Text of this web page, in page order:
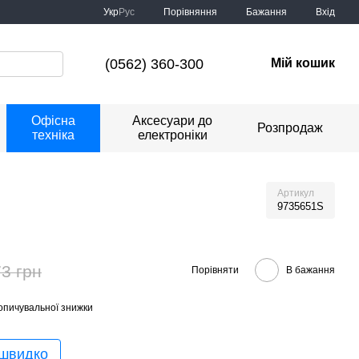
УкрРус Порівняння Бажання Вхід
(0562) 360-300 Мій кошик
Офісна
техніка
Аксесуари до
електроніки
Розпродаж
Артикул
9735651S
грн Порівняти В бажання
знижки